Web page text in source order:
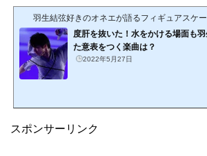
羽生結弦好きのオネエが語るフィギュアスケー
度肝を抜いた！水をかける場面も
た意表をつく楽曲は？
2022年5月27日
スポンサーリンク